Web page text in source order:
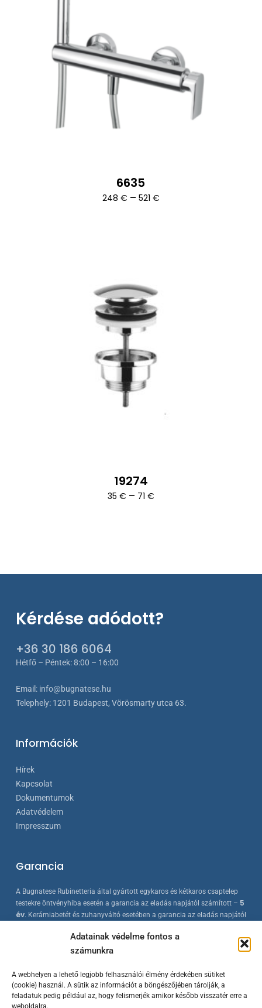
Adatainak védelme fontos a
számunkra
A webhelyen a lehető legjobb felhasználói élmény érdekében sütiket
(cookie) használ. A sütik az információt a böngészőjében tárolják, a
feladatuk pedig például az, hogy felismerjék amikor később visszatér erre a
weboldalra.
6635
248 € – 521 €Ártartomány:
19274
35 € – 71 €Ártartomány:
Kérdése adódott?
+36 30 186 6064
Hétfő – Péntek: 8:00 – 16:00
Email: info@bugnatese.hu
Telephely: 1201 Budapest, Vörösmarty utca 63.
Információk
Hírek
Kapcsolat
Dokumentumok
Adatvédelem
Impresszum
Garancia
A Bugnatese Rubinetteria által gyártott egykaros és kétkaros csaptelep
testekre öntvényhiba esetén a garancia az eladás napjától számított – 5
év. Kerámiabetét és zuhanyváltó esetében a garancia az eladás napjától
szabványokkal összhangban készülnek, folyamatos minőség-ellenőrzés